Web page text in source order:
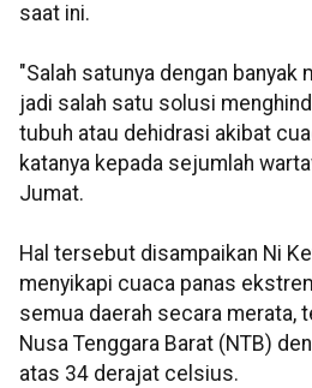
saat ini.
"Salah satunya dengan banyak
jadi salah satu solusi
tubuh atau dehidrasi akibat
katanya kepada sejumlah
Jumat.
Hal tersebut disampaikan Ni
menyikapi cuaca panas
semua daerah secara merata,
Nusa Tenggara Barat (NTB)
atas 34 derajat celsius.